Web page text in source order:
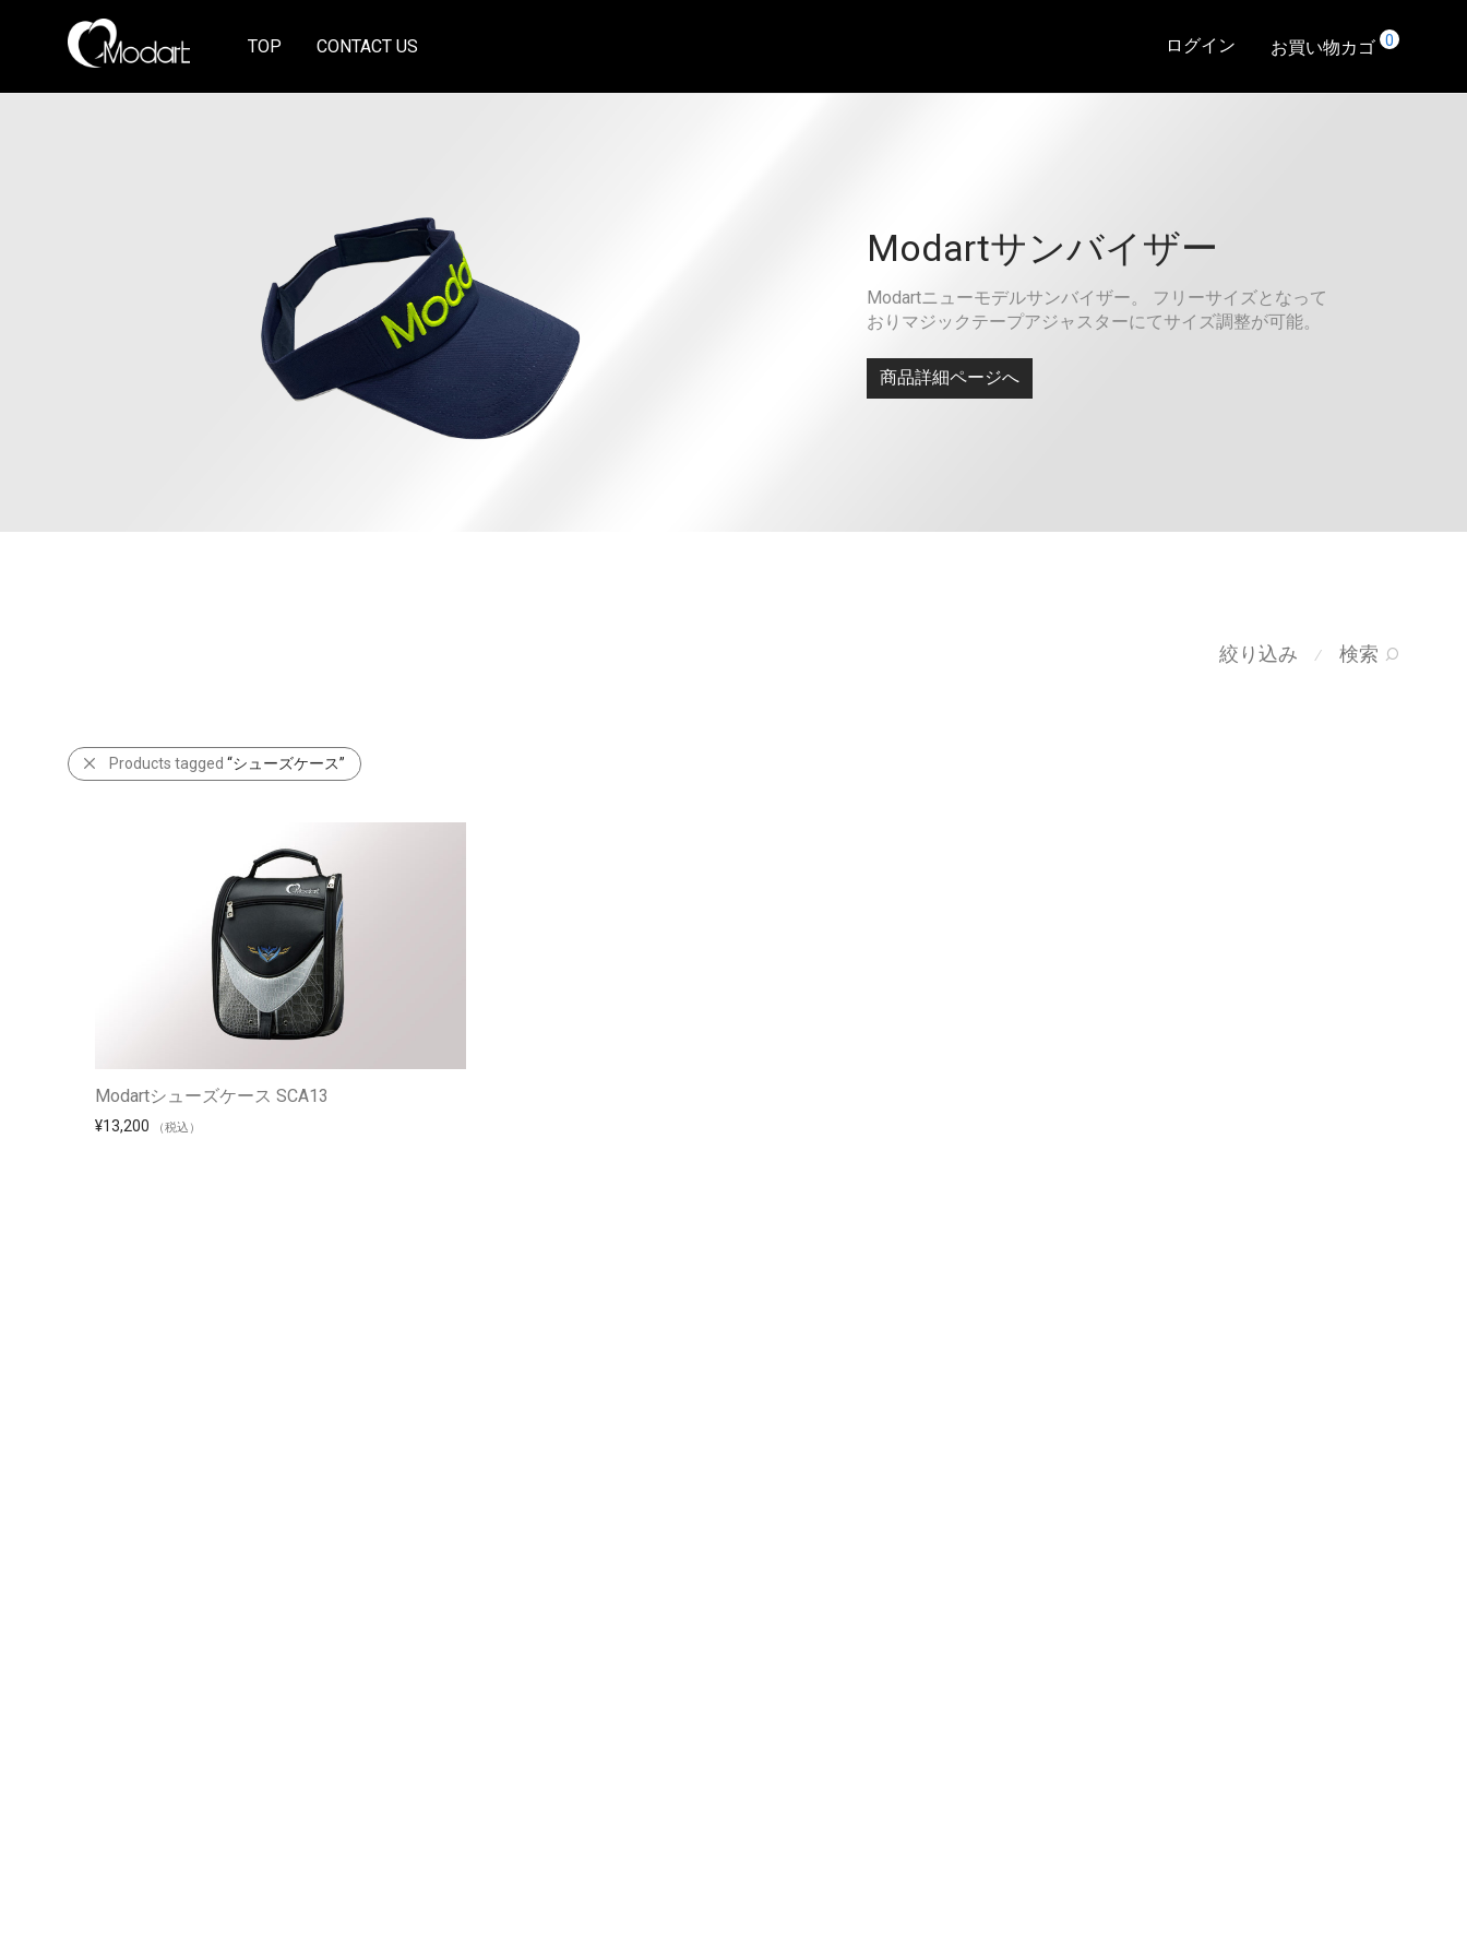
TOP CONTACT US ログイン お買い物カゴ 0
Modartサンバイザー
Modartニューモデルサンバイザー。 フリーサイズとなって
おりマジックテープアジャスターにてサイズ調整が可能。
商品詳細ページへ
絞り込み ⁄ 検索
Products tagged “シューズケース”
Modartシューズケース SCA13
¥13,200 （税込）